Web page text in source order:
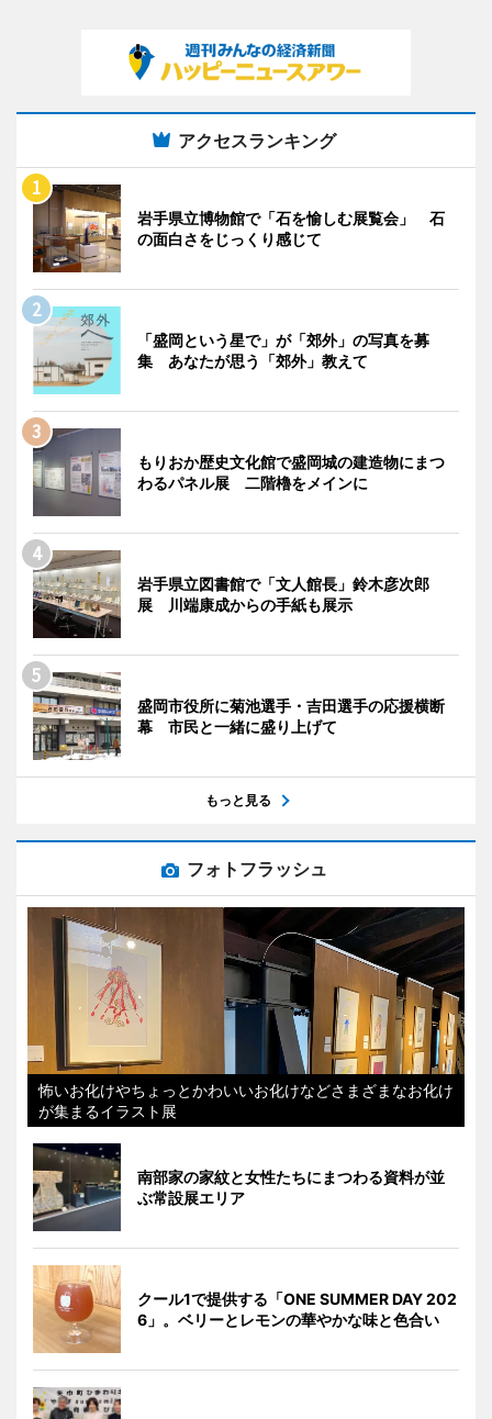
アクセスランキング
岩手県立博物館で「石を愉しむ展覧会」 石
の面白さをじっくり感じて
「盛岡という星で」が「郊外」の写真を募
集 あなたが思う「郊外」教えて
もりおか歴史文化館で盛岡城の建造物にまつ
わるパネル展 二階櫓をメインに
岩手県立図書館で「文人館長」鈴木彦次郎
展 川端康成からの手紙も展示
盛岡市役所に菊池選手・吉田選手の応援横断
幕 市民と一緒に盛り上げて
もっと見る
フォトフラッシュ
怖いお化けやちょっとかわいいお化けなどさまざまなお化け
が集まるイラスト展
南部家の家紋と女性たちにまつわる資料が並
ぶ常設展エリア
クール1で提供する「ONE SUMMER DAY 202
6」。ベリーとレモンの華やかな味と色合い